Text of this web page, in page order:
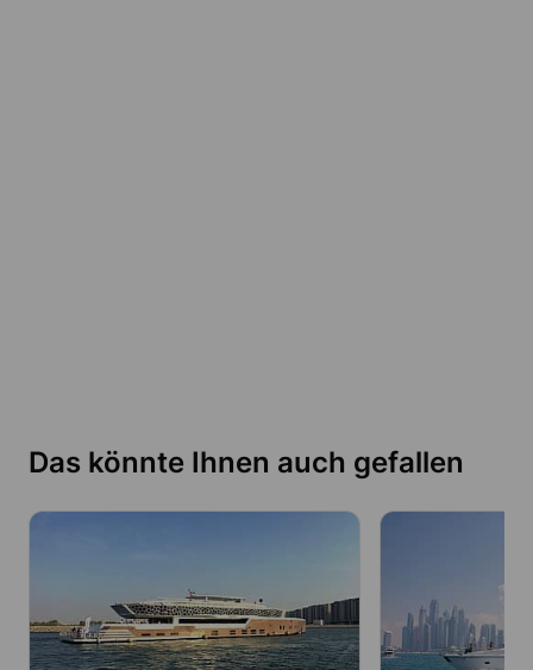
Das könnte Ihnen auch gefallen